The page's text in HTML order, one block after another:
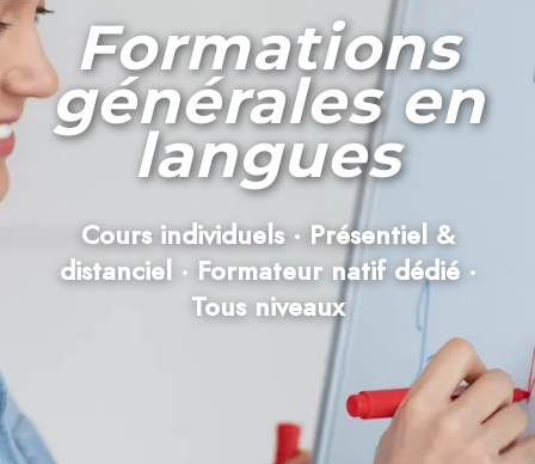
Les Langues Berlitz
Nos formations
Certifications
Financement
Formations
générales en
langues
Cours individuels · Présentiel &
distanciel · Formateur natif dédié ·
Tous niveaux